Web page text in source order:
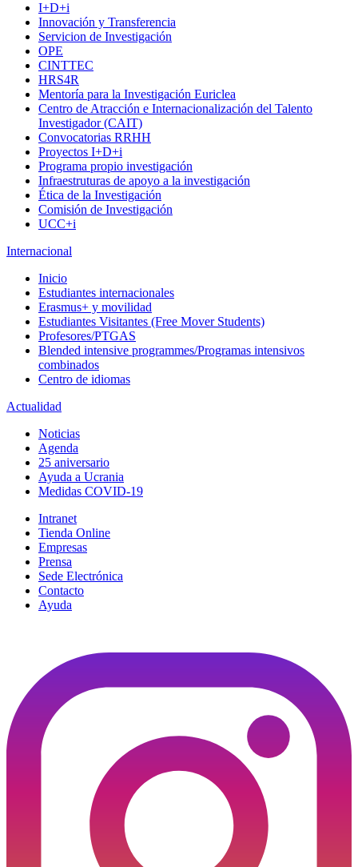
I+D+i
Innovación y Transferencia
Servicion de Investigación
OPE
CINTTEC
HRS4R
Mentoría para la Investigación Euriclea
Centro de Atracción e Internacionalización del Talento
Investigador (CAIT)
Convocatorias RRHH
Proyectos I+D+i
Programa propio investigación
Infraestruturas de apoyo a la investigación
Ética de la Investigación
Comisión de Investigación
UCC+i
Internacional
Inicio
Estudiantes internacionales
Erasmus+ y movilidad
Estudiantes Visitantes (Free Mover Students)
Profesores/PTGAS
Blended intensive programmes/Programas intensivos
combinados
Centro de idiomas
Actualidad
Noticias
Agenda
25 aniversario
Ayuda a Ucrania
Medidas COVID-19
Intranet
Tienda Online
Empresas
Prensa
Sede Electrónica
Contacto
Ayuda